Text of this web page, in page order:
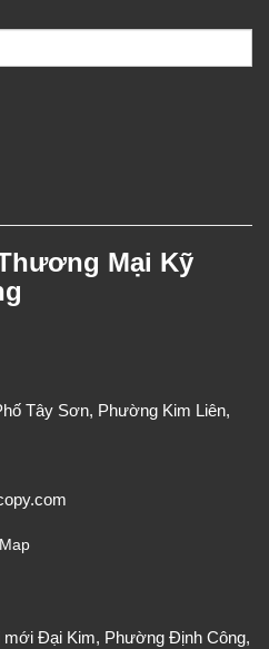
Mại Kỹ
Tây Sơn, Phường Kim Liên,
mới Đại Kim, Phường Định Công,